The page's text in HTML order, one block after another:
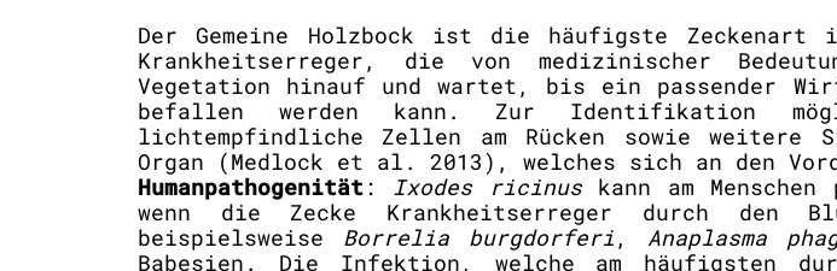
Der Gemeine Holzbock ist die häufigste
Krankheitserreger, die von medizinischer
Vegetation hinauf und wartet, bis ein passender
befallen werden kann. Zur Identifikation
lichtempfindliche Zellen am Rücken sowie weitere
Organ (Medlock et al. 2013), welches sich an den
Humanpathogenität: Ixodes ricinuskann am
wenn die Zecke Krankheitserreger durch den
beispielsweise Borrelia burgdorferi, Anaplasma
Babesien. Die Infektion, welche am häufigsten